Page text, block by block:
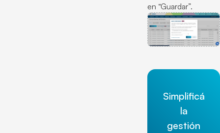
en “Guardar”.
Simplificá
la
gestión